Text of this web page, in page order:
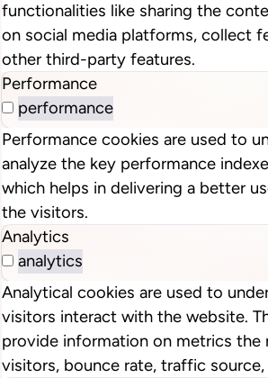
functionalities like sharing the
on social media platforms, collect
other third-party features.
Performance
performance
Performance cookies are used to
analyze the key performance
which helps in delivering a better
the visitors.
Analytics
analytics
Analytical cookies are used to
visitors interact with the website.
provide information on metrics the
visitors, bounce rate, traffic source,